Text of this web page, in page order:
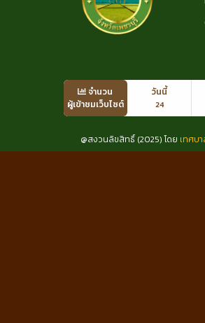
จำนวน
ผู้เข้าชมเว็บไซต์
วันนี้
24
@สงวนลิขสิทธิ์ (2025) โดย เทศบ